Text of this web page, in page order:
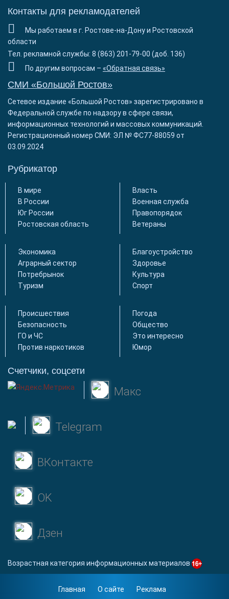
Контакты для рекламодателей
Мы работаем в г. Ростове-на-Дону и Ростовской
области
Тел. рекламной службы: 8 (863) 201-79-00 (доб. 136)
По другим вопросам – «Обратная связь»
СМИ «Большой Ростов»
Сетевое издание «Большой Ростов» зарегистрировано в
Федеральной службе по надзору в сфере связи,
информационных технологий и массовых коммуникаций.
Регистрационный номер СМИ: ЭЛ № ФС77-88059 от
03.09.2024
Рубрикатор
В мире
В России
Юг России
Ростовская область
Власть
Военная служба
Правопорядок
Ветераны
Экономика
Аграрный сектор
Потребрынок
Туризм
Благоустройство
Здоровье
Культура
Спорт
Происшествия
Безопасность
ГО и ЧС
Против наркотиков
Погода
Общество
Это интересно
Юмор
Счетчики, соцсети
Макс
Telegram
ВКонтакте
OK
Дзен
Возрастная категория информационных материалов
Главная О сайте Реклама